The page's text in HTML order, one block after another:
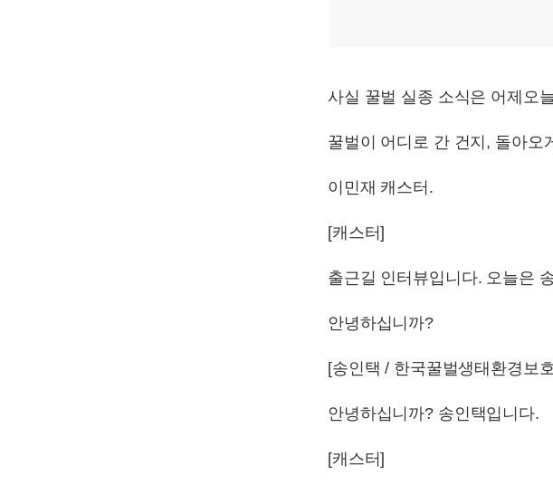
사실 꿀벌 실종 소식은 어제오
꿀벌이 어디로 간 건지, 돌아오
이민재 캐스터.
[캐스터]
출근길 인터뷰입니다. 오늘은
안녕하십니까?
[송인택 / 한국꿀벌생태환경보
안녕하십니까? 송인택입니다.
[캐스터]